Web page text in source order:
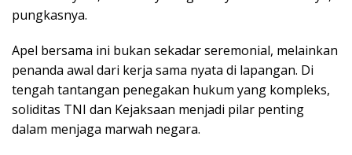
pungkasnya.
Apel bersama ini bukan sekadar seremonial, melainkan
penanda awal dari kerja sama nyata di lapangan. Di
tengah tantangan penegakan hukum yang kompleks,
soliditas TNI dan Kejaksaan menjadi pilar penting
dalam menjaga marwah negara.